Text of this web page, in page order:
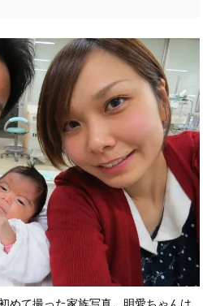
めて撮った家族写真。明愛ちゃんは